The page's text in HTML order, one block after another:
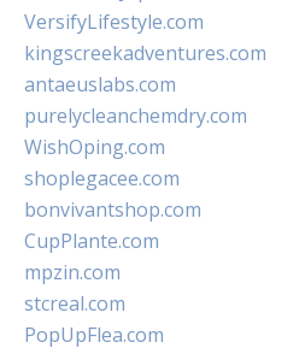
VersifyLifestyle.com
kingscreekadventures.com
antaeuslabs.com
purelycleanchemdry.com
WishOping.com
shoplegacee.com
bonvivantshop.com
CupPlante.com
mpzin.com
stcreal.com
PopUpFlea.com